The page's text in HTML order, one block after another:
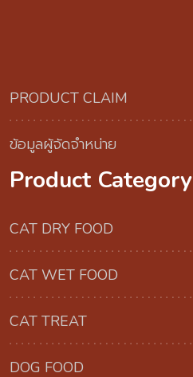
PRODUCT CLAIM
ข้อมูลผู้จัดจำหน่าย
Product Category
CAT DRY FOOD
CAT WET FOOD
CAT TREAT
DOG FOOD